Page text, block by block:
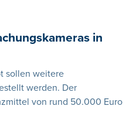
in
sollen weitere
werden. Der
von rund 50.000 Euro